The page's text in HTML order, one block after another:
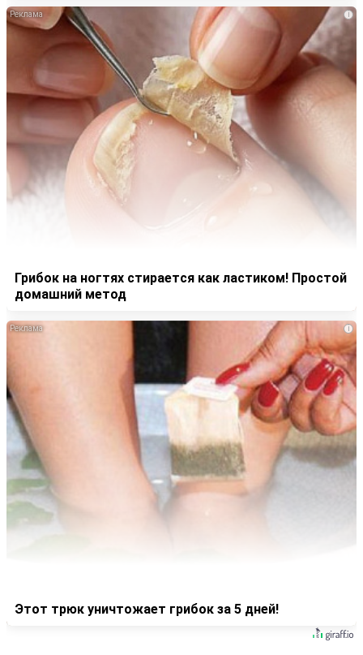
i
Грибок на ногтях стирается как ластиком! Простой
домашний метод
i
Этот трюк уничтожает грибок за 5 дней!